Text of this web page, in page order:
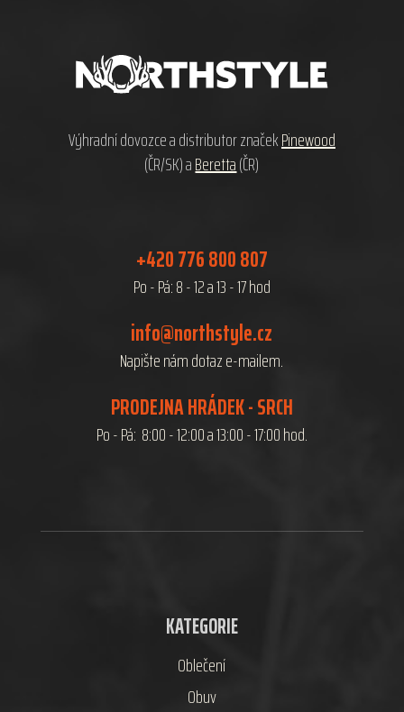
Výhradní dovozce a distributor značekPinewood
(ČR/SK) aBeretta(ČR)
+420 776 800 807
Po - Pá: 8 - 12 a 13 - 17 hod
info@northstyle.cz
Napište nám dotaz e-mailem.
PRODEJNA HRÁDEK - SRCH
Po - Pá: 8:00 - 12:00 a 13:00 - 17:00 hod.
KATEGORIE
Oblečení
Obuv